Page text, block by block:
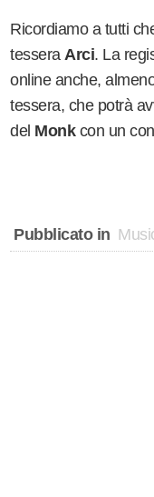
Ricordiamo a tutti
tesseraArci. La
online anche,
tessera, che potrà
del Monkcon un
Pubblicato in